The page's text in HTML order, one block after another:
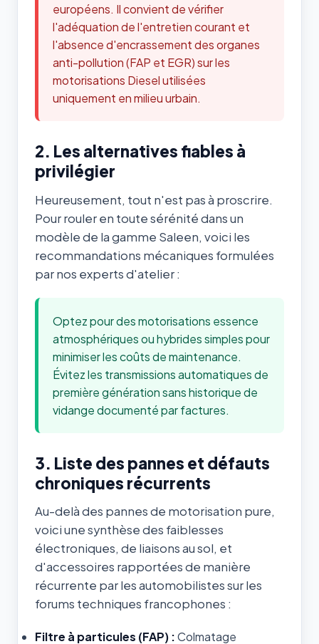
européens. Il convient de vérifier
l'adéquation de l'entretien courant et
l'absence d'encrassement des organes
anti-pollution (FAP et EGR) sur les
motorisations Diesel utilisées
uniquement en milieu urbain.
2. Les alternatives fiables à
privilégier
Heureusement, tout n'est pas à proscrire.
Pour rouler en toute sérénité dans un
modèle de la gamme Saleen, voici les
recommandations mécaniques formulées
par nos experts d'atelier :
Optez pour des motorisations essence
atmosphériques ou hybrides simples pour
minimiser les coûts de maintenance.
Évitez les transmissions automatiques de
première génération sans historique de
vidange documenté par factures.
3. Liste des pannes et défauts
chroniques récurrents
Au-delà des pannes de motorisation pure,
voici une synthèse des faiblesses
électroniques, de liaisons au sol, et
d'accessoires rapportées de manière
récurrente par les automobilistes sur les
forums techniques francophones :
Filtre à particules (FAP) :Colmatage